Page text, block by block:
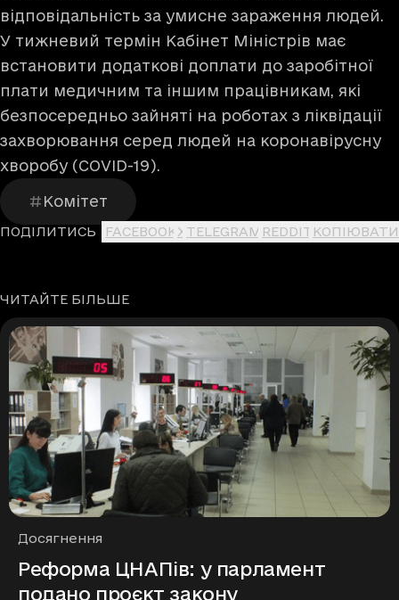
відповідальність за умисне зараження людей.
У тижневий термін Кабінет Міністрів має
встановити додаткові доплати до заробітної
плати медичним та іншим працівникам, які
безпосередньо зайняті на роботах з ліквідації
захворювання серед людей на коронавірусну
хворобу (COVID-19).
Комітет
ПОДІЛИТИСЬ FACEBOOK X TELEGRAM REDDIT КОПІЮВАТИ
ЧИТАЙТЕ БІЛЬШЕ
Рубрики
Досягнення
Реформа ЦНАПів: у парламент
подано проєкт закону